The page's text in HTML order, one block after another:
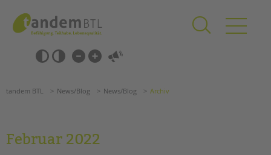
springen
Barrierefrei-
Einstellungen
überspringen
überspringen
tandem BTL News/Blog News/Blog Archiv
Februar 2022